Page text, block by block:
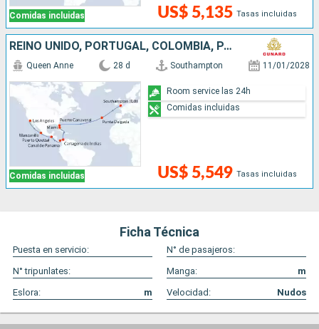
Comidas incluidas US$ 5,135 Tasas incluidas
REINO UNIDO, PORTUGAL, COLOMBIA, PANAMÁ, GUATEMALA, MÉXICO, ESTADOS UNIDOS
Comidas incluidas
Queen Anne 28 d Southampton 11/01/2028
US$ 5,549 Tasas incluidas
Room service las 24h
Comidas incluidas
Ficha Técnica
Puesta en servicio:
N° de pasajeros:
N° tripunlates:
Manga:
m
Eslora:
m Velocidad: Nudos